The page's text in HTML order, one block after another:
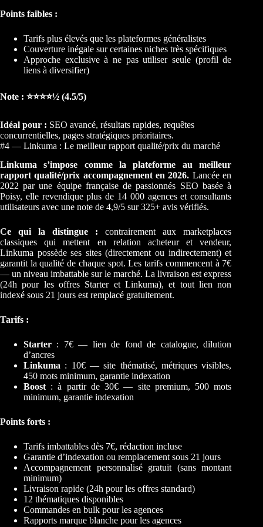
Points faibles :
Tarifs plus élevés que les plateformes généralistes
Couverture inégale sur certaines niches très spécifiques
Approche exclusive à ne pas utiliser seule (profil de
liens à diversifier)
Note : ⭐⭐⭐⭐½ (4.5/5)
Idéal pour : SEO avancé, résultats rapides, requêtes
concurrentielles, pages stratégiques prioritaires.
#4 — Linkuma : Le meilleur rapport qualité/prix du marché
Linkuma s’impose comme la plateforme au meilleur
rapport qualité/prix accompagnement en 2026. Lancée en
2022 par une équipe française de passionnés SEO basée à
Poisy, elle revendique plus de 14 000 agences et consultants
utilisateurs avec une note de 4,9/5 sur 325+ avis vérifiés.
Ce qui la distingue : contrairement aux marketplaces
classiques qui mettent en relation acheteur et vendeur,
Linkuma possède ses sites (directement ou indirectement) et
garantit la qualité de chaque spot. Les tarifs commencent à 7€
— un niveau imbattable sur le marché. La livraison est express
(24h pour les offres Starter et Linkuma), et tout lien non
indexé sous 21 jours est remplacé gratuitement.
Tarifs :
Starter : 7€ — lien de fond de catalogue, dilution
d’ancres
Linkuma : 10€ — site thématisé, métriques visibles,
450 mots minimum, garantie indexation
Boost : à partir de 30€ — site premium, 500 mots
minimum, garantie indexation
Points forts :
Tarifs imbattables dès 7€, rédaction incluse
Garantie d’indexation ou remplacement sous 21 jours
Accompagnement personnalisé gratuit (sans montant
minimum)
Livraison rapide (24h pour les offres standard)
12 thématiques disponibles
Commandes en bulk pour les agences
Rapports marque blanche pour les agences